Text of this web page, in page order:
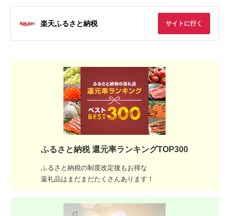
楽天ふるさと納税 サイトに行く
ふるさと納税 還元率ランキングTOP300
ふるさと納税の制度改定後もお得な
返礼品はまだまだたくさんあります！